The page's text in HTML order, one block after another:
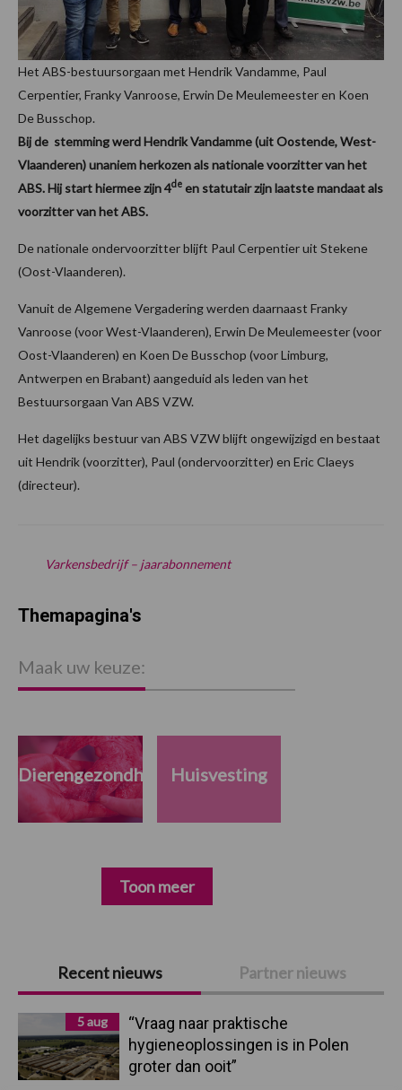
Het ABS-bestuursorgaan met Hendrik Vandamme, Paul
Cerpentier, Franky Vanroose, Erwin De Meulemeester en Koen
De Busschop.
Bij de stemming werd Hendrik Vandamme (uit Oostende, West-
Vlaanderen) unaniem herkozen als nationale voorzitter van het
ABS. Hij start hiermee zijn 4de en statutair zijn laatste mandaat als
voorzitter van het ABS.
De nationale ondervoorzitter blijft Paul Cerpentier uit Stekene
(Oost-Vlaanderen).
Vanuit de Algemene Vergadering werden daarnaast Franky
Vanroose (voor West-Vlaanderen), Erwin De Meulemeester (voor
Oost-Vlaanderen) en Koen De Busschop (voor Limburg,
Antwerpen en Brabant) aangeduid als leden van het
Bestuursorgaan Van ABS VZW.
Het dagelijks bestuur van ABS VZW blijft ongewijzigd en bestaat
uit Hendrik (voorzitter), Paul (ondervoorzitter) en Eric Claeys
(directeur).
Varkensbedrijf – jaarabonnement
Primaire
Sidebar
Recent nieuws Partner nieuws
5 aug
“Vraag naar praktische
hygieneoplossingen is in Polen
groter dan ooit”
Themapagina's
Maak uw keuze:
Dierengezondheid Huisvesting
Toon meer